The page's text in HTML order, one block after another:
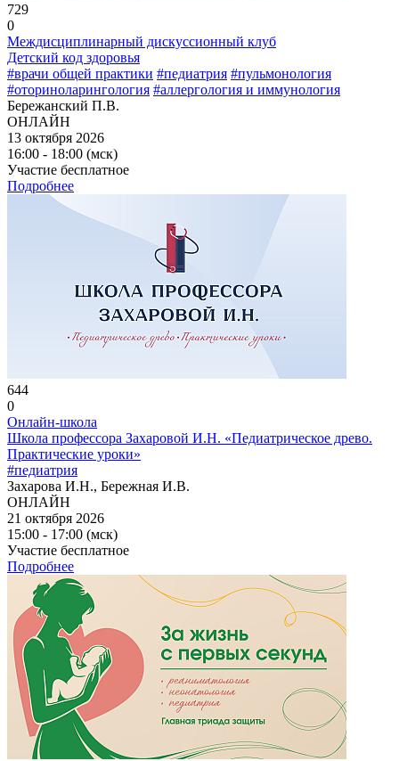
729
0
Междисциплинарный дискуссионный клуб
Детский код здоровья
#врачи общей практики #педиатрия #пульмонология
#оториноларингология #аллергология и иммунология
Бережанский П.В.
ОНЛАЙН
13 октября 2026
16:00 - 18:00 (мск)
Участие бесплатное
Подробнее
644
0
Онлайн-школа
Школа профессора Захаровой И.Н. «Педиатрическое древо.
Практические уроки»
#педиатрия
Захарова И.Н., Бережная И.В.
ОНЛАЙН
21 октября 2026
15:00 - 17:00 (мск)
Участие бесплатное
Подробнее